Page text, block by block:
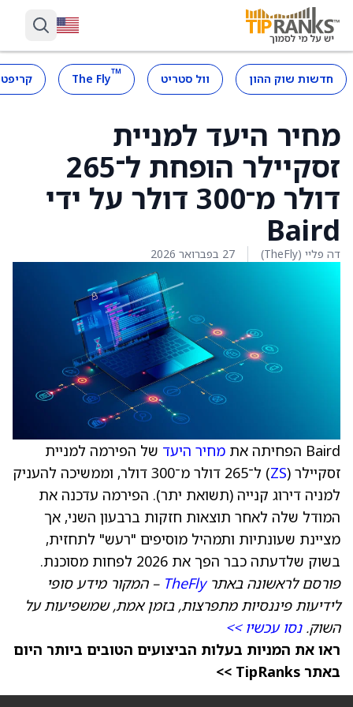
חדשות שוק ההון וול סטריט ™
The Fly
מחיר היעד למניית
זסקיילר הופחת ל־265
דולר מ־300 דולר על ידי
Baird
דה פליי (TheFly) 27 בפברואר 2026
Baird הפחיתה את מחיר היעד של הפירמה למניית
זסקיילר (ZS
) ל־265 דולר מ־300 דולר, וממשיכה להעניק
למניה דירוג קנייה (תשואת יתר). הפירמה עדכנה את
המודל שלה לאחר תוצאות חזקות ברבעון השני, אך
מציינת שעונתיות ותמהיל מוסיפים "רעש" לתחזית,
בשוק שלדעתה כבר הפך את 2026 לפחות מסוכנת.
פורסם לראשונה באתרTheFly – המקור מידע סופי
לידיעות פיננסיות מתפרצות, בזמן אמת, שמשפיעות על
השוק.נסו עכשיו >>
ראו את המניות בעלות הביצועים הטובים ביותר היום
באתר TipRanks >>